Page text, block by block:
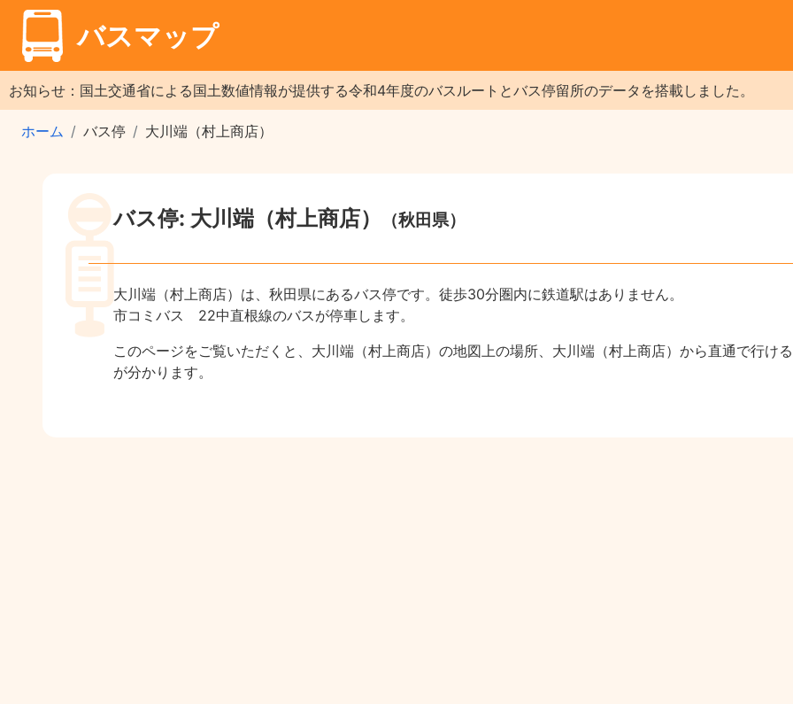
バスマップ
お知らせ：国土交通省による国土数値情報が提供する令和4年度のバスルートとバス停留所のデータを搭載しました。
ホーム バス停 大川端（村上商店）
バス停: 大川端（村上商店） （秋田県）
大川端（村上商店）は、秋田県にあるバス停です。徒歩30分圏内に鉄道駅はありません。
市コミバス 22中直根線のバスが停車します。
このページをご覧いただくと、大川端（村上商店）の地図上の場所、大川端（村上商店）から直通で行け
が分かります。